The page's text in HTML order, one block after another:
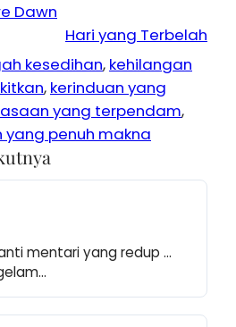
Dawn
Hari yang Terbelah
kesedihan, kehilangan
, kerinduan yang
yang terpendam
penuh makna
mentari yang redup …